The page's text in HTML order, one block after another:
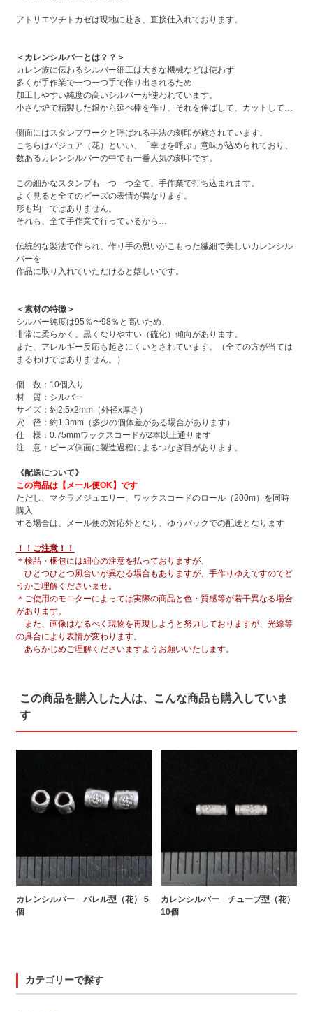
アトリエツチトカゼは現地に赴き、直接仕入れております。
＜カレンシルバーとは？？＞
カレン族に伝わるシルバー細工は大きな機械などは使わず
多くが手作業で一つ一つ手で作り出されるため
加工しやすい純度の高いシルバーが使われています。
小さな炉で精製した銀から延べ棒を作り、それを伸ばして、カットして…
側面にはスタンプワークと呼ばれる手法の刻印が施されています。
こちらはパジュア（花）といい、「幸せを呼ぶ」意味が込められており、
数あるカレンシルバーの中でも一番人気の刻印です。
この細かなスタンプも一つ一つ全て、手作業で打ち込まれます。
よく見ると全てのビーズの表情が異なります。
形も均一ではありません。
それも、全て手作業で行っているから…
伝統的な製法で作られ、作り手の思いがこもった繊細で美しいカレンシル
バーを
作品に取り入れていただけると嬉しいです。
＜素材の特徴＞
シルバー純度は95％〜98％と高いため、
非常に柔らかく、黒くなりやすい（硫化）傾向があります。
また、アレルギー反応も起きにくいとされています。（全ての方が当ては
まるわけではありません。）
個 数：10個入り
材 質：シルバー
サイズ：約2.5x2mm（外径x厚さ）
穴 径：約1.3mm（多少の個体差がある場合があります）
仕 様：0.75mmワックスコードが2本以上通ります
注 意：ビーズ側面に製造過程によるつなぎ目があります。
《配送について》
この商品は【メール便OK】です
ただし、マクラメジュエリー、ワックスコードのロール（200m）を同時
購入
する場合は、メール便の対応外となり、ゆうパックでの配送となります
！！ご注意！！
＊検品・梱包には細心の注意を払っておりますが、
ひとつひとつ風合いが異なる場合もありますが、手作りゆえですのでど
うかご理解くださいませ。
＊ご使用のモニターによっては実際の商品と色・質感等が若干異なる場合
があります。
また、画像はなるべく現物を再現しようと努力しておりますが、光線等
の具合により表情が変わります。
あらかじめご理解くださいますようお願いいたします。
この商品を購入した人は、こんな商品も購入していま
す
カレンシルバー バレル型（花）５
個
カレンシルバー チューブ型（花）
10個
カテゴリーで探す